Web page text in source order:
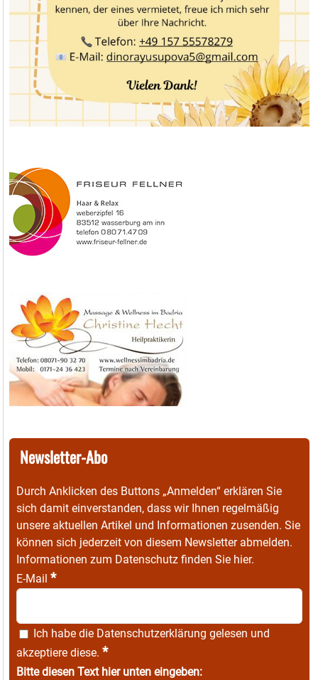
Newsletter-Abo
Durch Anklicken des Buttons „Anmelden“ erklären Sie
sich damit einverstanden, dass wir Ihnen regelmäßig
unsere aktuellen Artikel und Informationen zusenden. Sie
können sich jederzeit von diesem Newsletter abmelden.
Informationen zum Datenschutz finden Sie hier.
E-Mail *
Ich habe die Datenschutzerklärung gelesen und
akzeptiere diese. *
Bitte diesen Text hier unten eingeben: